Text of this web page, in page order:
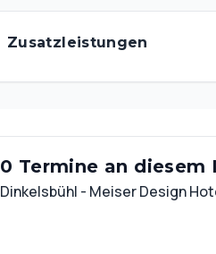
Zusatzleistungen
0 Termine an diesem
Dinkelsbühl - Meiser Design